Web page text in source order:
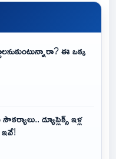
ఈ ఒక్క
డ్యూప్లెక్స్ ఇళ్ల
ఇవే!